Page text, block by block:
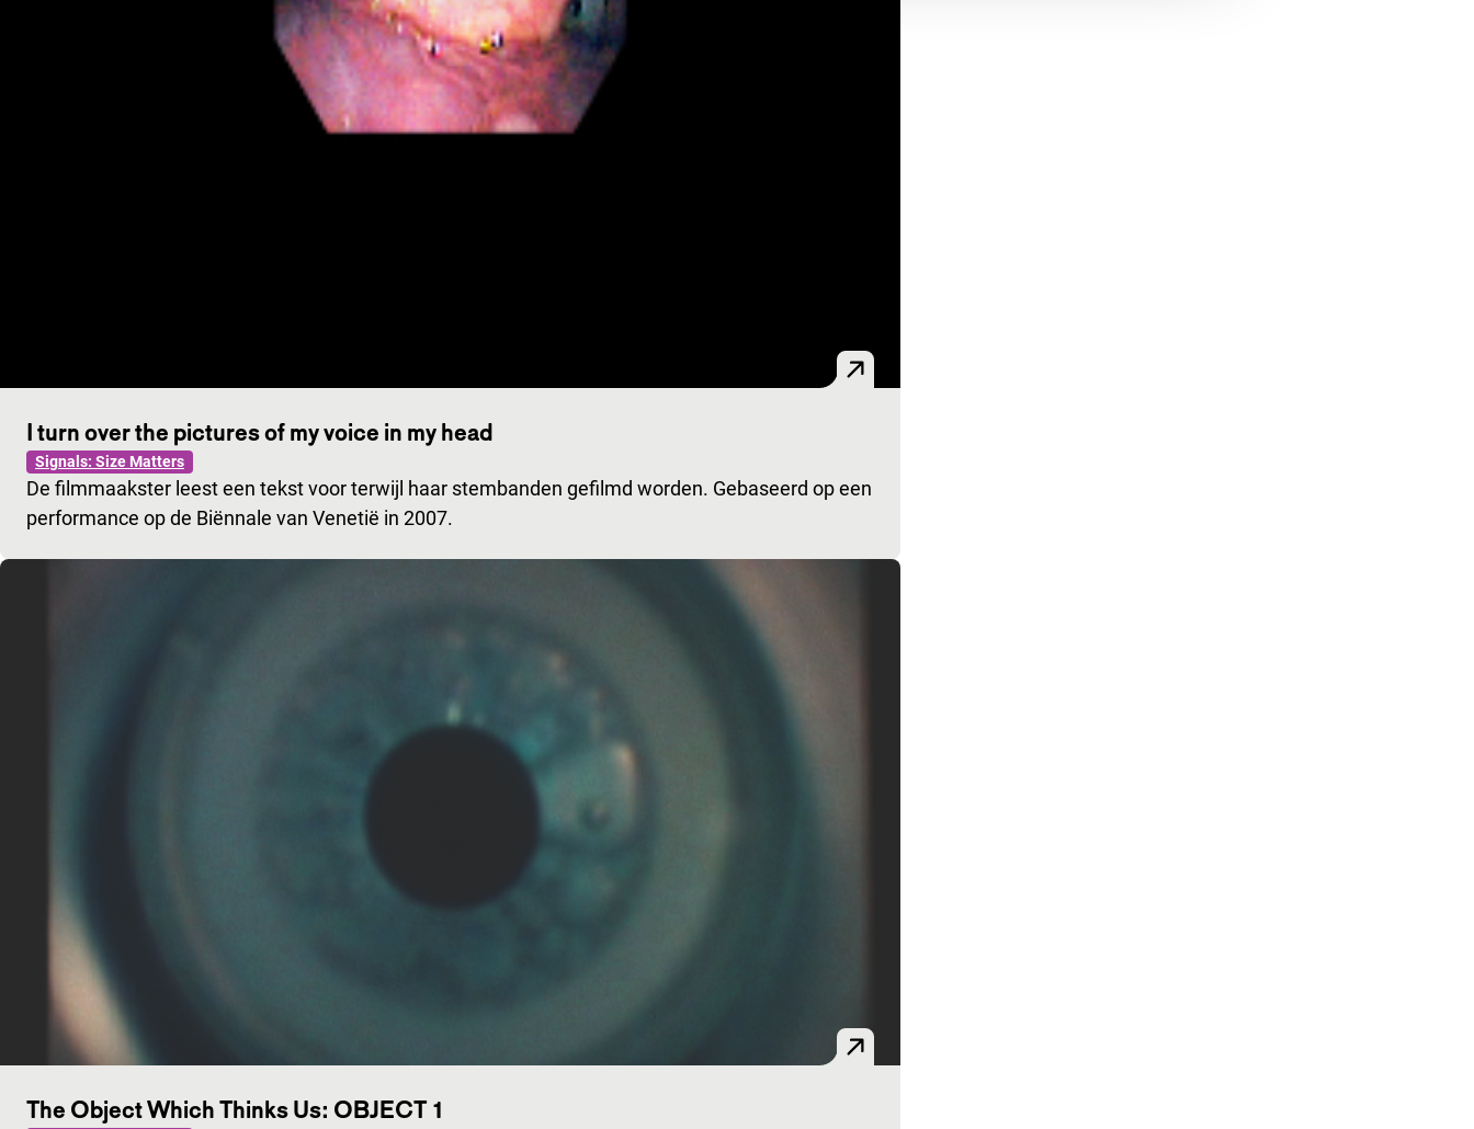
I turn over the pictures of my voice in my head
Signals: Size Matters
De filmmaakster leest een tekst voor terwijl haar stembanden gefilmd worden. Gebaseerd op een
performance op de Biënnale van Venetië in 2007.
The Object Which Thinks Us: OBJECT 1